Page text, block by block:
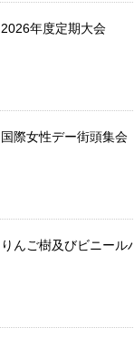
2026年度定期大会
国際女性デー街頭集会
りんご樹及びビニール